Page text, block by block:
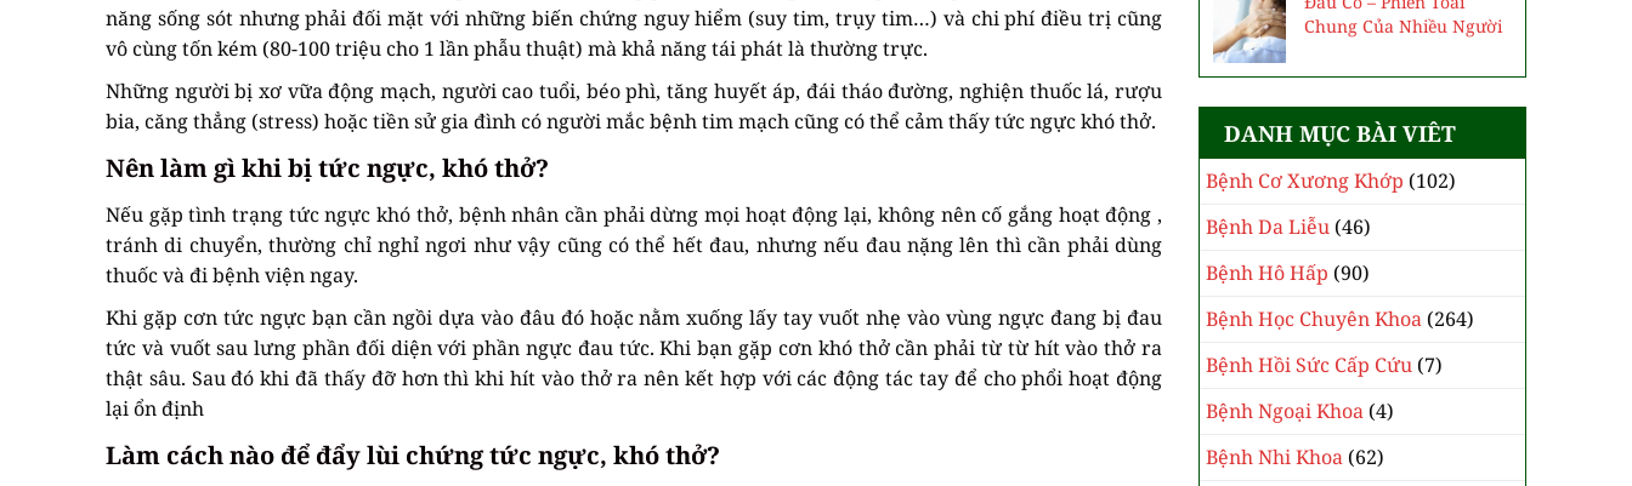
năng sống sót nhưng phải đối mặt với những biến chứng nguy hiểm (suy tim, trụy tim…) và chi phí điều trị cũng
vô cùng tốn kém (80-100 triệu cho 1 lần phẫu thuật) mà khả năng tái phát là thường trực.
Những người bị xơ vữa động mạch, người cao tuổi, béo phì, tăng huyết áp, đái tháo đường, nghiện thuốc lá, rượu
bia, căng thẳng (stress) hoặc tiền sử gia đình có người mắc bệnh tim mạch cũng có thể cảm thấy tức ngực khó thở.
Nên làm gì khi bị tức ngực, khó thở?
Nếu gặp tình trạng tức ngực khó thở, bệnh nhân cần phải dừng mọi hoạt động lại, không nên cố gắng hoạt động ,
tránh di chuyển, thường chỉ nghỉ ngơi như vậy cũng có thể hết đau, nhưng nếu đau nặng lên thì cần phải dùng
thuốc và đi bệnh viện ngay.
Khi gặp cơn tức ngực bạn cần ngồi dựa vào đâu đó hoặc nằm xuống lấy tay vuốt nhẹ vào vùng ngực đang bị đau
tức và vuốt sau lưng phần đối diện với phần ngực đau tức. Khi bạn gặp cơn khó thở cần phải từ từ hít vào thở ra
thật sâu. Sau đó khi đã thấy đỡ hơn thì khi hít vào thở ra nên kết hợp với các động tác tay để cho phổi hoạt động
lại ổn định
Làm cách nào để đẩy lùi chứng tức ngực, khó thở?
Chung Của Nhiều Người
DANH MỤC BÀI VIÊT
Bệnh Cơ Xương Khớp (102)
Bệnh Da Liễu (46)
Bệnh Hô Hấp (90)
Bệnh Học Chuyên Khoa (264)
Bệnh Hồi Sức Cấp Cứu (7)
Bệnh Ngoại Khoa (4)
Bệnh Nhi Khoa (62)